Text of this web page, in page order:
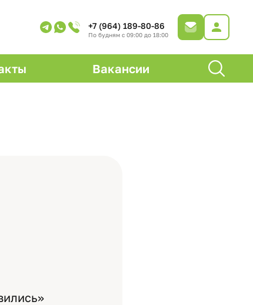
+7 (964) 189-80-86
По будням с 09:00 до 18:00
Вакансии